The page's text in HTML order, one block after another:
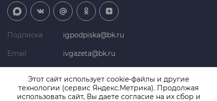
Подписка igpodpiska@bk.ru
Email ivgazeta@bk.ru
Телефон +7 (4932) 41-94-81
Этот сайт использует cookie-файлы и другие
технологии (сервис Яндекс.Метрика). Продолжая
использовать сайт, Вы даете согласие на их сбор и